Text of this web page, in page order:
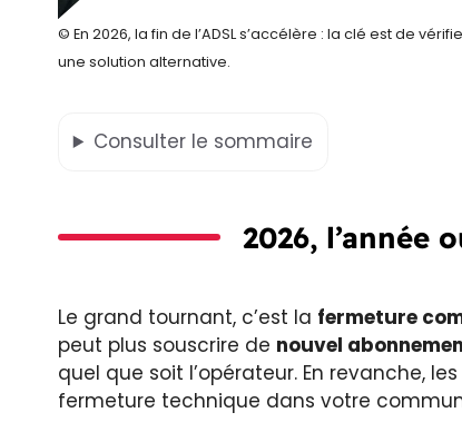
© En 2026, la fin de l’ADSL s’accélère : la clé est de
une solution alternative.
Consulter le sommaire
2026, l’année
Le grand tournant, c’est la fermeture
peut plus souscrire de nouvel
quel que soit l’opérateur. En revanche,
fermeture technique dans votre